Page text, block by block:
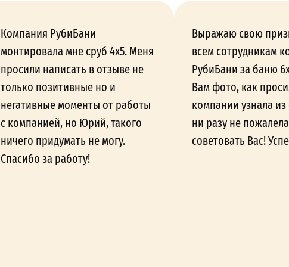
Компания РубиБани
монтировала мне сруб 4х5. Меня
просили написать в отзыве не
только позитивные но и
негативные моменты от работы
с компанией, но Юрий, такого
ничего придумать не могу.
Спасибо за работу!
Выражаю свою
всем сотрудникам
РубиБани за баню
Вам фото, как
компании узнала
ни разу не
советовать Вас!